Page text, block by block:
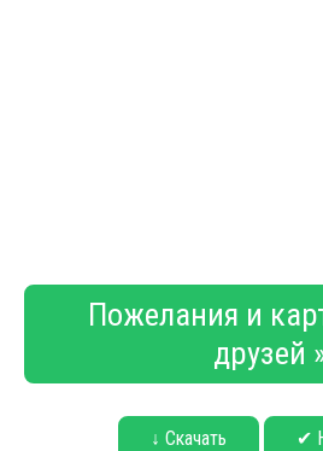
Пожелания и
друзей
↓ Скачать ✔